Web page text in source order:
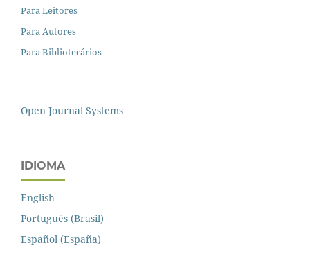
Para Leitores
Para Autores
Para Bibliotecários
Open Journal Systems
IDIOMA
English
Português (Brasil)
Español (España)